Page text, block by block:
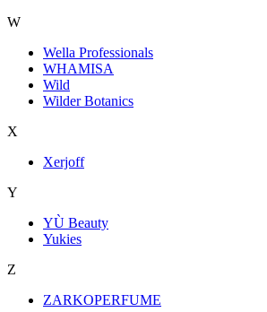
W
Wella Professionals
WHAMISA
Wild
Wilder Botanics
X
Xerjoff
Y
YÙ Beauty
Yukies
Z
ZARKOPERFUME